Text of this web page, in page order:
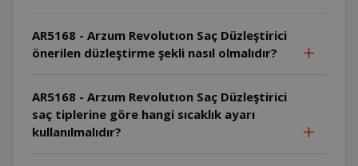
AR5168 - Arzum Revolutıon Saç Düzleştirici
önerilen düzleştirme şekli nasıl olmalıdır?
AR5168 - Arzum Revolutıon Saç Düzleştirici
saç tiplerine göre hangi sıcaklık ayarı
kullanılmalıdır?